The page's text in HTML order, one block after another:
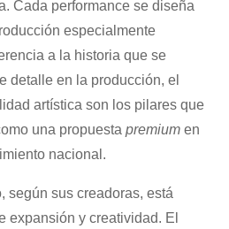
Cada performance se diseña
especialmente
a la historia que se
detalle en la producción, el
artística son los pilares que
una propuestapremium en
nacional.
según sus creadoras, está
expansión y creatividad. El